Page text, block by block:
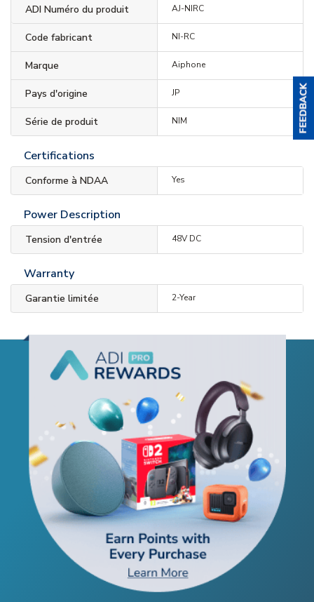
ADI Numéro du produit AJ-NIRC
Code fabricant NI-RC
Marque Aiphone
Pays d'origine JP
Série de produit NIM
Certifications
Conforme à NDAA Yes
Power Description
Tension d'entrée 48V DC
Warranty
Garantie limitée 2-Year